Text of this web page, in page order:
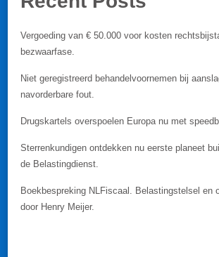
Vergoeding van € 50.000 voor kosten
bezwaarfase.
Niet geregistreerd behandelvoornemen bij
navorderbare fout.
Drugskartels overspoelen Europa nu met
Sterrenkundigen ontdekken nu eerste planeet
de Belastingdienst.
Boekbespreking NLFiscaal. Belastingstelsel en
door Henry Meijer.